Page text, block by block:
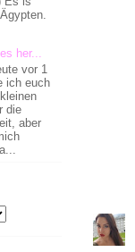
her...
vor 1
ich euch
die
aber